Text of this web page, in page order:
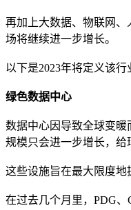
再加上大数据、物联网、
场将继续进一步增长。
以下是2023年将定义该行
绿色数据中心
数据中心因导致全球变暖
规模只会进一步增长，给
这些设施旨在最大限度地
在过去几个月里，PDG、